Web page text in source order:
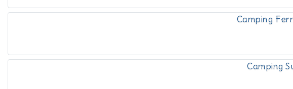
Camping
Camping